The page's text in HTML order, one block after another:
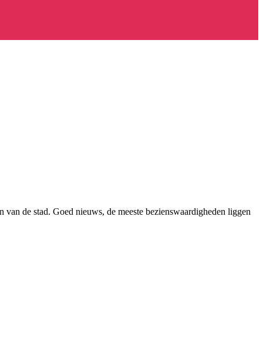
de stad. Goed nieuws, de meeste bezienswaardigheden liggen